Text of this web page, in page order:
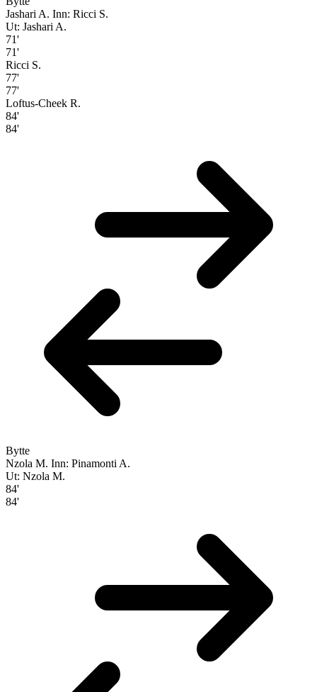
Jashari A. Inn: Ricci S.
Ut: Jashari A.
71'
71'
Ricci S.
77'
77'
Loftus-Cheek R.
84'
84'
Bytte
Nzola M. Inn: Pinamonti A.
Ut: Nzola M.
84'
84'